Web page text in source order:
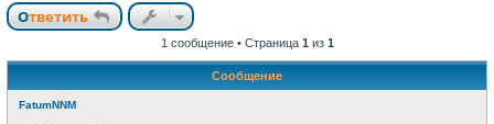
Ответить
1 сообщение • Страница 1 из 1
Сообщение
FatumNNM